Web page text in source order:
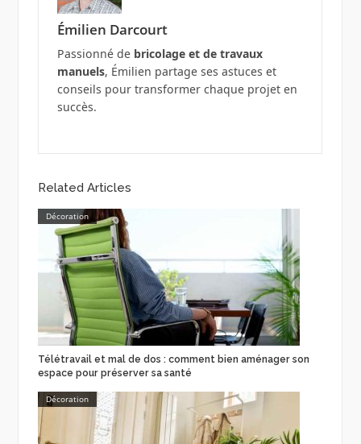
Émilien Darcourt
Passionné de bricolage et de travaux
manuels, Émilien partage ses astuces et
conseils pour transformer chaque projet en
succès.
Related Articles
Décoration
Télétravail et mal de dos : comment bien aménager son
espace pour préserver sa santé
Décoration